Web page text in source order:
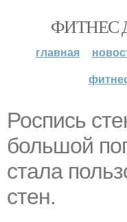
ФИТНЕС
главная
Роспись
большой
стала
стен.